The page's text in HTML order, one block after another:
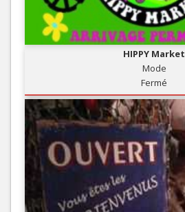
HIPPY Market
Mode
Fermé